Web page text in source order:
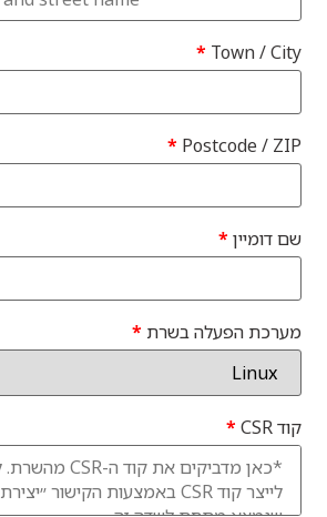
Town / City
*
Postcode / ZIP
*
שם דומיין *
מערכת הפעלה בשרת *
קוד CSR *